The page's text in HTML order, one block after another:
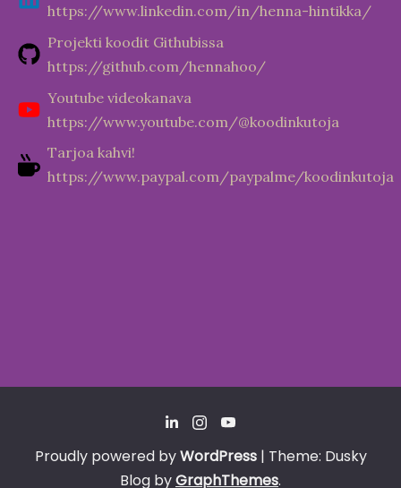
https://www.linkedin.com/in/henna-hintikka/
Projekti koodit Githubissa
https://github.com/hennahoo/
Youtube videokanava
https://www.youtube.com/@koodinkutoja
Tarjoa kahvi!
https://www.paypal.com/paypalme/koodinkutoja
Proudly powered byWordPress | Theme: Dusky
Blog byGraphThemes.